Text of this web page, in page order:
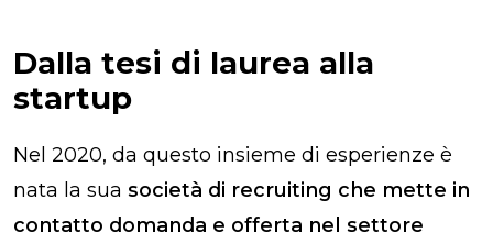
Dalla tesi di laurea alla
startup
Nel 2020, da questo insieme di esperienze è
nata la sua società di recruiting che mette in
contatto domanda e offerta nel settore